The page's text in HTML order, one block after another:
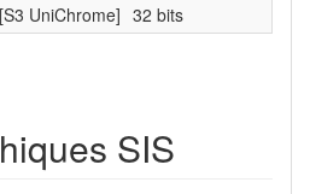
UniChrome] 32 bits
SIS